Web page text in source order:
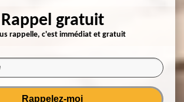
Rappel gratuit
rappelle, c'est immédiat et gratuit